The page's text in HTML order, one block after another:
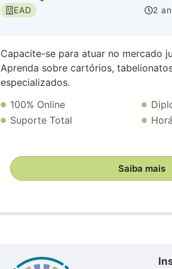
EAD 2
Capacite-se para atuar no mercado
Aprenda sobre cartórios,
especializados.
100% Online
Suporte Total
Saiba mais